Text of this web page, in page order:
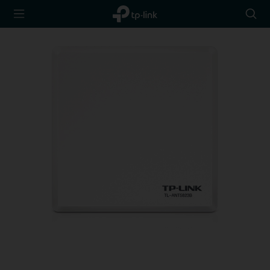
TP-Link,
Reliably
icon